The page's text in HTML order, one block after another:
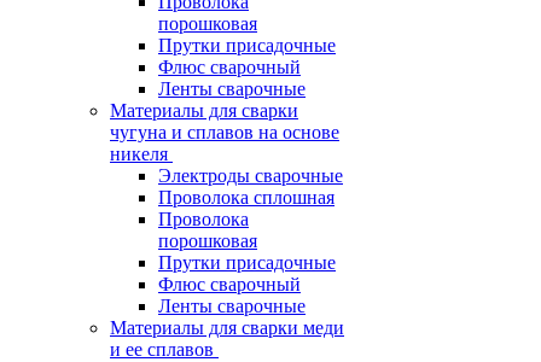
порошковая
Прутки присадочные
Флюс сварочный
Ленты сварочные
Материалы для сварки
чугуна и сплавов на основе
никеля
Электроды сварочные
Проволока сплошная
Проволока
порошковая
Прутки присадочные
Флюс сварочный
Ленты сварочные
Материалы для сварки меди
и ее сплавов